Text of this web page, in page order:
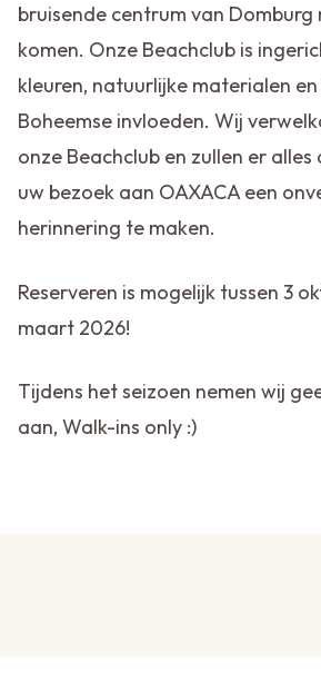
bruisende centrum van Domburg
komen. Onze Beachclub is
kleuren, natuurlijke materialen
Boheemse invloeden. Wij
onze Beachclub en zullen er
uw bezoek aan OAXACA een
herinnering te maken.
Reserveren is mogelijk tussen 3
maart 2026!
Tijdens het seizoen nemen wij
aan, Walk-ins only :)